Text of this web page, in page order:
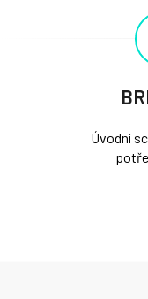
Úvodní